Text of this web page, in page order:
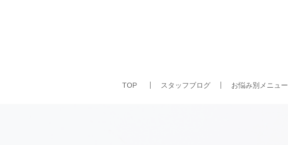
TOP スタッフブログ お悩み別メニュー